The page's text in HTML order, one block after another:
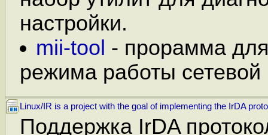
настройки.
mii-tool - прорамма
режима работы сетевой
Linux/IR is a project with the goal of implementing the IrDA
Поддержка IrDA